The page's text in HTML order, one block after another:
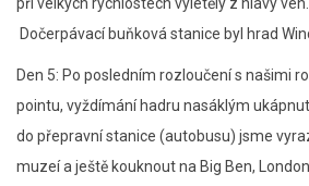
Dočerpávací buňková stanice byl hrad
Den 5: Po posledním rozloučení s našimi
pointu, vyždímání hadru nasáklým
do přepravní stanice (autobusu) jsme
muzeí a ještě kouknout na Big Ben,